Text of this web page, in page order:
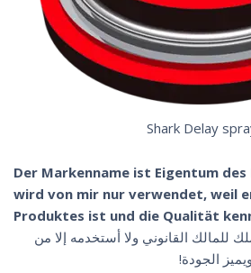
Shark Delay
Der Markenname ist Eigentum
wird von mir nur verwendet, weil
Produktes ist und die Qualität
للمالك القانوني ولا أستخدمه إلا من
الجودة!